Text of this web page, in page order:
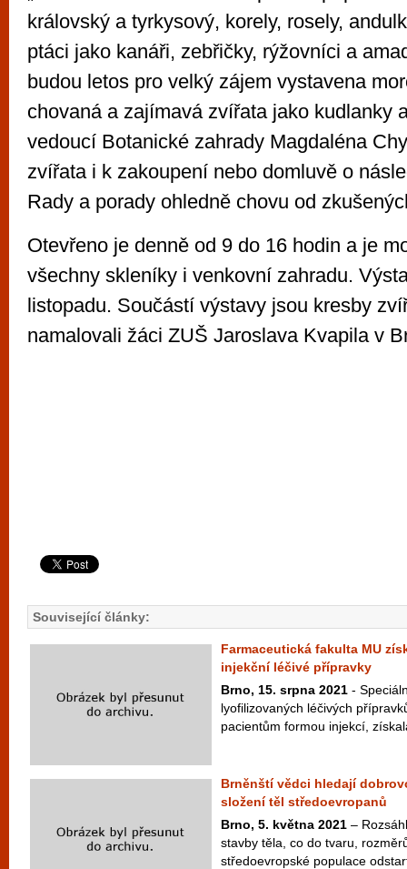
královský a tyrkysový, korely, rosely,
ptáci jako kanáři, zebřičky, rýžovníci a
budou letos pro velký zájem vystavena
chovaná a zajímavá zvířata jako kudlanky
vedoucí Botanické zahrady Magdaléna
zvířata i k zakoupení nebo domluvě o
Rady a porady ohledně chovu od
Otevřeno je denně od 9 do 16 hodin a je
všechny skleníky i venkovní zahradu.
listopadu. Součástí výstavy jsou kresby
namalovali žáci ZUŠ Jaroslava Kvapila v
Související články:
Farmaceutická fakulta MU
injekční léčivé přípravky
Brno, 15. srpna 2021 -
lyofilizovaných léčivých
pacientům formou injekcí,
Brněnští vědci hledají
složení těl středoevropanů
Brno, 5. května 2021 –
stavby těla, co do tvaru,
středoevropské populace